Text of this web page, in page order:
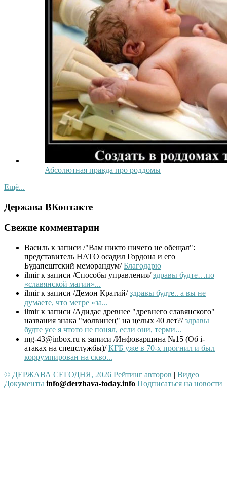
Абсолютная правда про роддомы
Ещё...
Держава ВКонтакте
Свежие комментарии
Василь к записи /"Вам никто ничего не обещал":
представитель НАТО осадил Гордона и его
Будапештский меморандум/Благодарю
ilmirк записи /Способы управления/здравы будте…по
«славянской магии»...
ilmirк записи /Демон Кратий/здравы будте.. а вы не
думаете, что мегре «за...
ilmirк записи /Адидас древнее "древнего славянского"
названия знака "молвинец" на целых 40 лет?/здравы
будте усе я чтото не понял, если они, терми...
mg-43@inbox.ru к записи /Инфоварщина №15 (Об i-
атаках на спецслужбы)/КГБ уже в 70-х прогнил и был
коррумпирован на скво...
© ДЕРЖАВА СЕГОДНЯ, 2026 Рейтинг авторов | Видео |
Документы info@derzhava-today.info Подписаться на новости